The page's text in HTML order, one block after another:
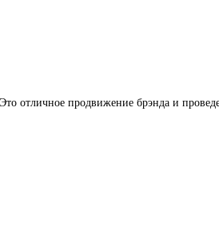
отличное продвижение брэнда и